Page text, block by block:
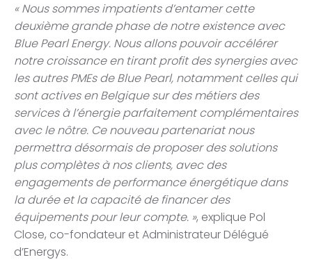
« Nous sommes impatients d’entamer cette
deuxième grande phase de notre existence avec
Blue Pearl Energy. Nous allons pouvoir accélérer
notre croissance en tirant profit des synergies avec
les autres PMEs de Blue Pearl, notamment celles qui
sont actives en Belgique sur des métiers des
services à l’énergie parfaitement complémentaires
avec le nôtre. Ce nouveau partenariat nous
permettra désormais de proposer des solutions
plus complètes à nos clients, avec des
engagements de performance énergétique dans
la durée et la capacité de financer des
équipements pour leur compte. », explique Pol
Close, co-fondateur et Administrateur Délégué
d’Energys.